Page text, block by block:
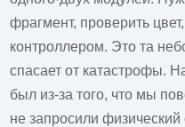
фрагмент, проверить
контроллером. Это та
спасает от катастрофы.
был из-за того, что мы
не запросили